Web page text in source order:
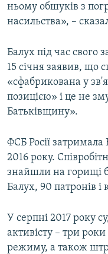
ньому обшуків з
насильства», –
Балух під час свого
15 січня заявив, що
«сфабрикована у
позицією» і це не
Батьківщину».
ФСБ Росії
2016 року.
знайшли на горищі
Балух, 90 патронів
У серпні 2017 року
активісту – три роки
режиму, а також